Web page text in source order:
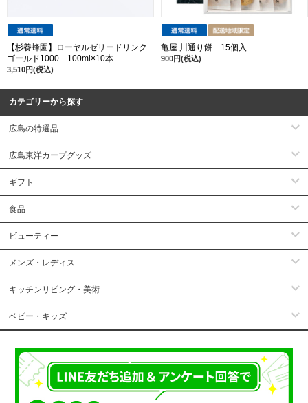
【杉養蜂園】ローヤルゼリードリンク
ゴールド1000 100ml×10本
3,510円(税込)
亀屋 川通り餅 15個入
900円(税込)
カテゴリーから探す
広島の特選品
広島東洋カープグッズ
ギフト
食品
ビューティー
メンズ・レディス
キッチンリビング・美術
ベビー・キッズ